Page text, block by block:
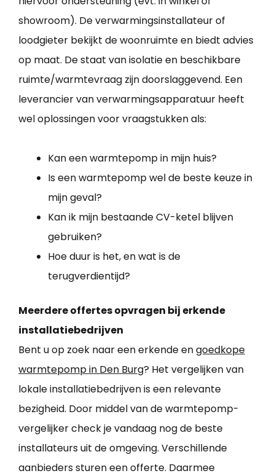
showroom). De verwarmingsinstallateur of
loodgieter bekijkt de woonruimte en biedt advies
op maat. De staat van isolatie en beschikbare
ruimte/warmtevraag zijn doorslaggevend. Een
leverancier van verwarmingsapparatuur heeft
wel oplossingen voor vraagstukken als:
Kan een warmtepomp in mijn huis?
Is een warmtepomp wel de beste keuze in
mijn geval?
Kan ik mijn bestaande CV-ketel blijven
gebruiken?
Hoe duur is het, en wat is de
terugverdientijd?
Meerdere offertes opvragen bij erkende
installatiebedrijven
Bent u op zoek naar een erkende engoedkope
warmtepomp in Den Burg? Het vergelijken van
lokale installatiebedrijven is een relevante
bezigheid. Door middel van de warmtepomp-
vergelijker check je vandaag nog de beste
installateurs uit de omgeving. Verschillende
aanbieders sturen een offerte. Daarmee